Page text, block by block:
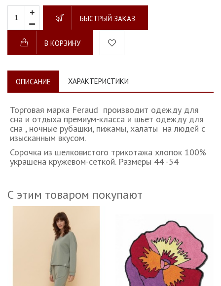
БЫСТРЫЙ ЗАКАЗ
В КОРЗИНУ
ОПИСАНИЕ ХАРАКТЕРИСТИКИ
Торговая марка Feraud производит одежду для
сна и отдыха премиум-класса и шьет одежду для
сна , ночные рубашки, пижамы, халаты на людей с
изысканным вкусом.
Сорочка из шелковистого трикотажа хлопок 100%
украшена кружевом-сеткой. Размеры 44 -54
С этим товаром покупают